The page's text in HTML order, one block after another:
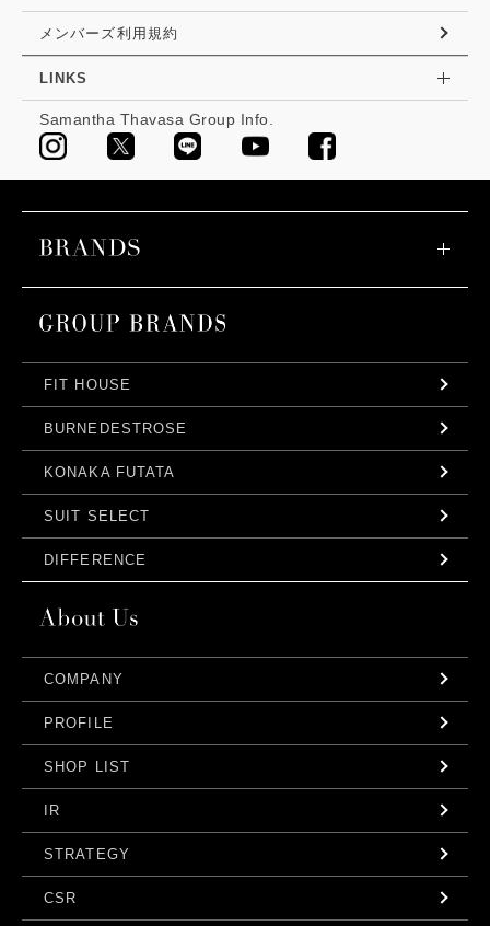
メンバーズ利用規約
LINKS
Samantha Thavasa Group Info.
FIT HOUSE
BURNEDESTROSE
KONAKA FUTATA
SUIT SELECT
DIFFERENCE
COMPANY
PROFILE
SHOP LIST
IR
STRATEGY
CSR